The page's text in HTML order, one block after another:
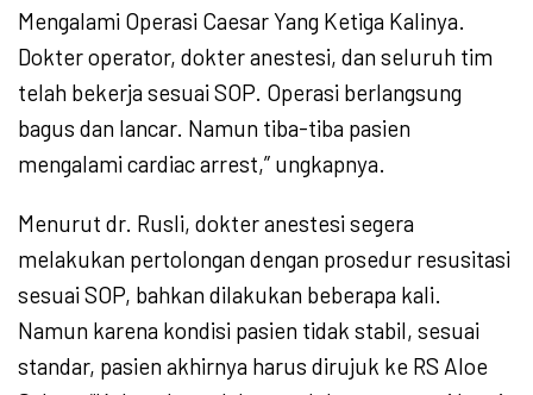
Mengalami Operasi Caesar Yang Ketiga Kalinya.
Dokter operator, dokter anestesi, dan seluruh tim
telah bekerja sesuai SOP. Operasi berlangsung
bagus dan lancar. Namun tiba-tiba pasien
mengalami cardiac arrest,” ungkapnya.
Menurut dr. Rusli, dokter anestesi segera
melakukan pertolongan dengan prosedur resusitasi
sesuai SOP, bahkan dilakukan beberapa kali.
Namun karena kondisi pasien tidak stabil, sesuai
standar, pasien akhirnya harus dirujuk ke RS Aloe